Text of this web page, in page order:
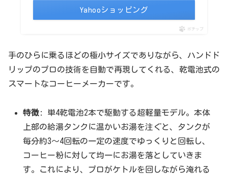
Yahooショッピング
ポチップ
手のひらに乗るほどの極小サイズでありながら、ハンドド
リップのプロの技術を自動で再現してくれる、乾電池式の
スマートなコーヒーメーカーです。
特徴: 単4乾電池2本で駆動する超軽量モデル。本体
上部の給湯タンクに温かいお湯を注ぐと、タンクが
毎分約3〜4回転の一定の速度でゆっくりと回転し、
コーヒー粉に対して均一にお湯を落としていきま
す。これにより、プロがケトルを回しながら淹れる